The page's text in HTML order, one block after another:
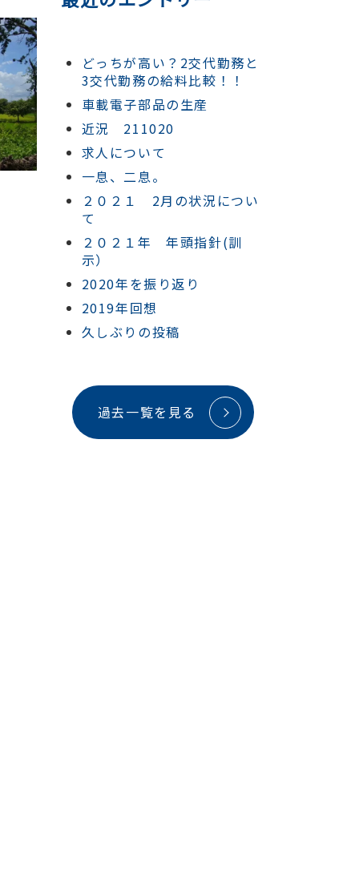
どっちが高い？2交代勤務と
3交代勤務の給料比較！！
車載電子部品の生産
近況 211020
求人について
一息、二息。
２０２１ 2月の状況につい
て
２０２１年 年頭指針(訓
示）
2020年を振り返り
2019年回想
久しぶりの投稿
過去一覧を見る